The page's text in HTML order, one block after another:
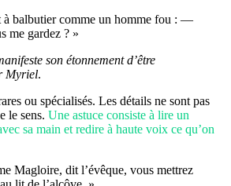
balbutier comme un homme fou : —
me gardez ? »
son étonnement d’être
Myriel.
ou spécialisés. Les détails ne sont pas
le sens. Une astuce consiste à lire un
sa main et redire à haute voix ce qu’on
Magloire, dit l’évêque, vous mettrez